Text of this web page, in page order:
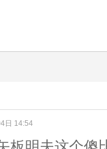
日 14:54